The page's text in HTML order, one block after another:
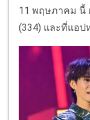
11 พฤษภาคม นี้
(334) และที่แอป